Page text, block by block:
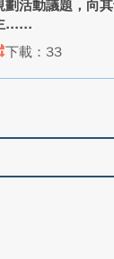
劃活動議題，向
...
下載：33